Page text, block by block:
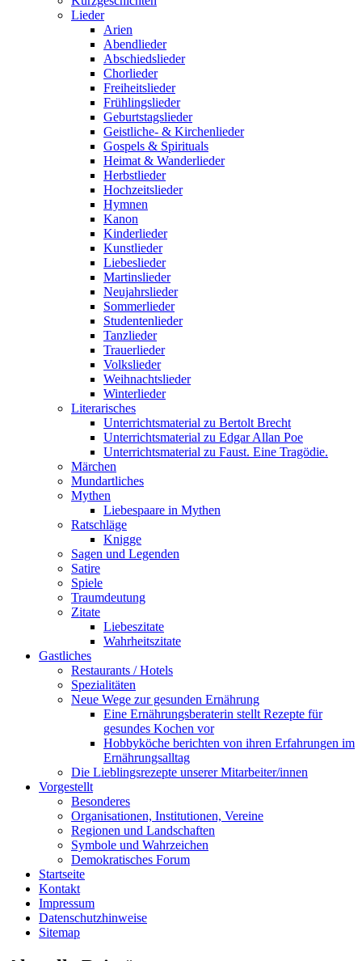
Lieder
Arien
Abendlieder
Abschiedslieder
Chorlieder
Freiheitslieder
Frühlingslieder
Geburtstagslieder
Geistliche- & Kirchenlieder
Gospels & Spirituals
Heimat & Wanderlieder
Herbstlieder
Hochzeitslieder
Hymnen
Kanon
Kinderlieder
Kunstlieder
Liebeslieder
Martinslieder
Neujahrslieder
Sommerlieder
Studentenlieder
Tanzlieder
Trauerlieder
Volkslieder
Weihnachtslieder
Winterlieder
Literarisches
Unterrichtsmaterial zu Bertolt Brecht
Unterrichtsmaterial zu Edgar Allan Poe
Unterrichtsmaterial zu Faust. Eine Tragödie.
Märchen
Mundartliches
Mythen
Liebespaare in Mythen
Ratschläge
Knigge
Sagen und Legenden
Satire
Spiele
Traumdeutung
Zitate
Liebeszitate
Wahrheitszitate
Gastliches
Restaurants / Hotels
Spezialitäten
Neue Wege zur gesunden Ernährung
Eine Ernährungsberaterin stellt Rezepte für
gesundes Kochen vor
Hobbyköche berichten von ihren Erfahrungen im
Ernährungsalltag
Die Lieblingsrezepte unserer Mitarbeiter/innen
Vorgestellt
Besonderes
Organisationen, Institutionen, Vereine
Regionen und Landschaften
Symbole und Wahrzeichen
Demokratisches Forum
Startseite
Kontakt
Impressum
Datenschutzhinweise
Sitemap